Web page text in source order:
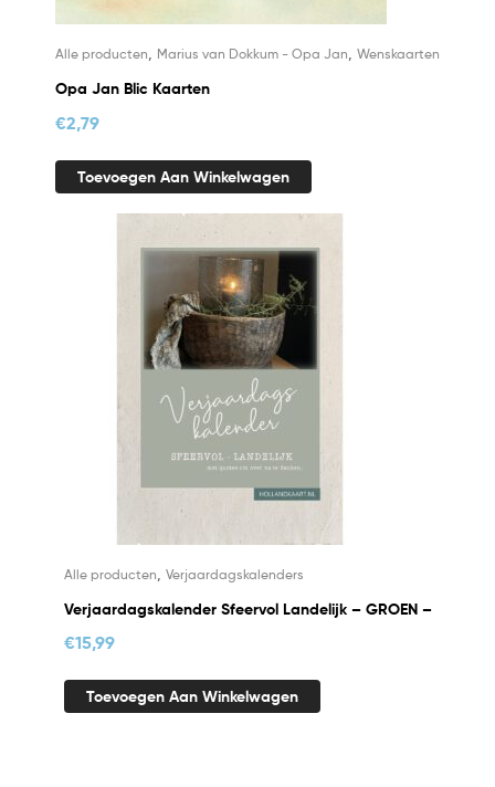
Alle producten, Marius van Dokkum - Opa Jan, Wenskaarten
Opa Jan Blic Kaarten
€2,79
Toevoegen Aan Winkelwagen
Alle producten Verjaardagskalenders
Verjaardagskalender Sfeervol Landelijk – GROEN –
€15,99
Toevoegen Aan Winkelwagen